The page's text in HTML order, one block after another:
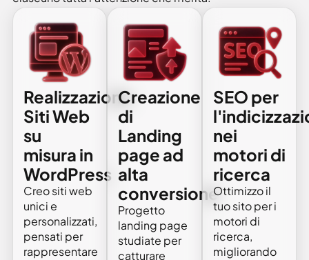
Realizzazione
Siti Web
su
misura in
WordPress
Creo siti web
unici e
personalizzati,
pensati per
rappresentare
Creazione
di
Landing
page ad
alta
conversione
Progetto
landing page
studiate per
catturare
SEO per
nei
motori di
ricerca
Ottimizzo il
tuo sito per i
motori di
ricerca,
migliorando